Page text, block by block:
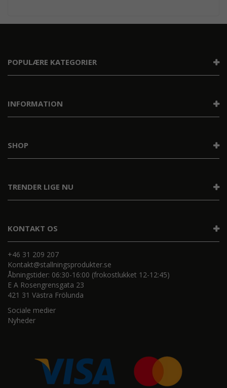
KONTAKT OS
+46 31 209 207
Kontakt@stallningsprodukter.se
Åbningstider: 06:30-16:00 (frokostlukket 12-12:45)
E A Rosengrensgata 23
421 31 Västra Frölunda
Sociale medier
Nyheder
POPULÆRE KATEGORIER
INFORMATION
TRENDER LIGE NU
SHOP